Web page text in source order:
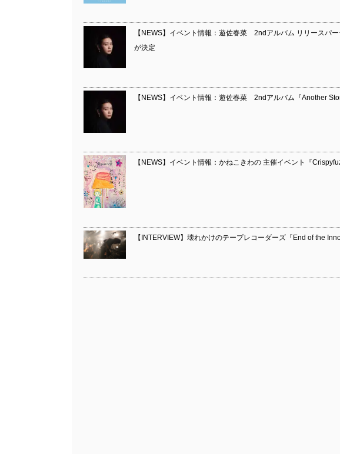
【NEWS】イベント情報：遊佐春菜 2ndアルバム リリースパ
が決定
【NEWS】イベント情報：遊佐春菜 2ndアルバム『Another
【NEWS】イベント情報：かねこきわの 主催イベント『
【INTERVIEW】壊れかけのテープレコーダーズ『End of the